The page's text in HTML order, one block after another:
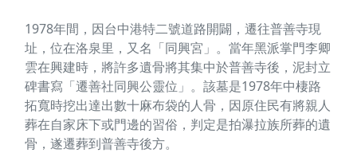
1978年間，因台中港特二號道路開闢，遷往普善寺現
址，位在洛泉里，又名「同興宮」。當年黑派掌門李卿
雲在興建時，將許多遺骨將其集中於普善寺後，泥封立
碑書寫「遷善社同興公靈位」。該墓是1978年中棲路
拓寬時挖出達出數十麻布袋的人骨，因原住民有將親人
葬在自家床下或門邊的習俗，判定是拍瀑拉族所葬的遺
骨，遂遷葬到普善寺後方。